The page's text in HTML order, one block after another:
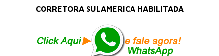
CORRETORA SULAMERICA HABILITADA